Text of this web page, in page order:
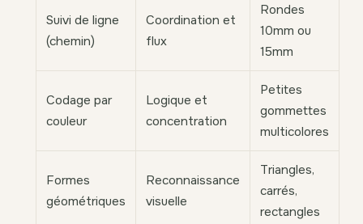
Suivi de ligne
(chemin)
Coordination et
flux
Rondes
10mm ou
15mm
Codage par
couleur
Logique et
concentration
Petites
gommettes
multicolores
Formes
géométriques
Reconnaissance
visuelle
Triangles,
carrés,
rectangles